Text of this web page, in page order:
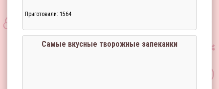
Приготовили: 1564
Самые вкусные творожные запеканки